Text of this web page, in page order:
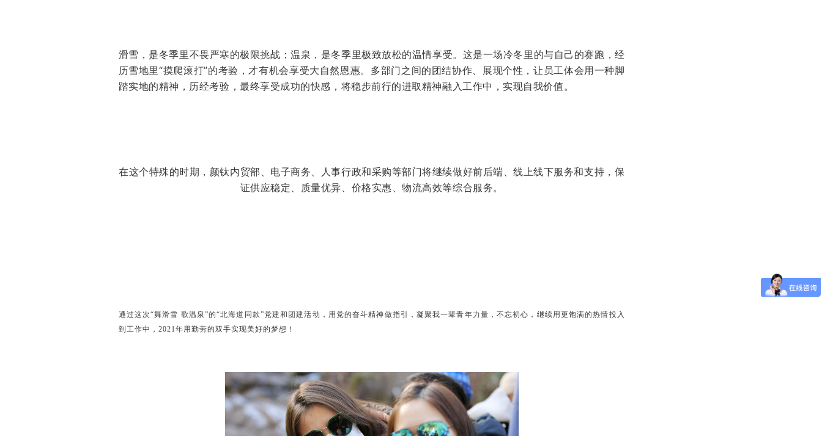
滑雪，是冬季里不畏严寒的极限挑战；温泉，是冬季里极致放松的温情享受。这是一场冷冬里的与自己的赛跑，经
历雪地里“摸爬滚打”的考验，才有机会享受大自然恩惠。多部门之间的团结协作、展现个性，让员工体会用一种脚
踏实地的精神，历经考验，最终享受成功的快感，将稳步前行的进取精神融入工作中，实现自我价值。
在这个特殊的时期，颜钛内贸部、电子商务、人事行政和采购等部门将继续做好前后端、线上线下服务和支持，保
证供应稳定、质量优异、价格实惠、物流高效等综合服务。
通过这次“舞滑雪 歌温泉”的“北海道同款”党建和团建活动，用党的奋斗精神做指引，凝聚我一辈青年力量，不忘初心，继续用更饱满的热情投入
到工作中，2021年用勤劳的双手实现美好的梦想！